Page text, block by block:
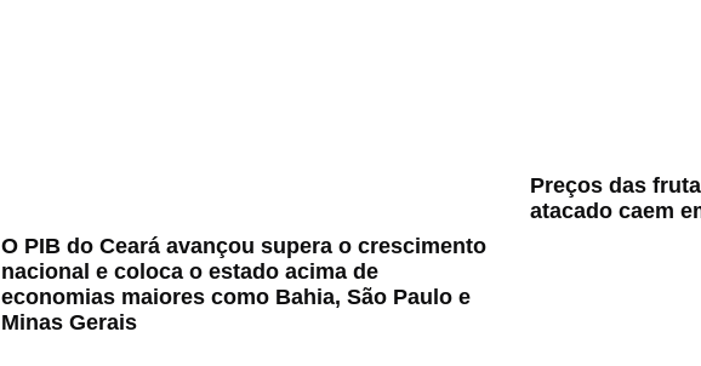
O PIB do Ceará avançou supera o crescimento
nacional e coloca o estado acima de
economias maiores como Bahia, São Paulo e
Minas Gerais
Preços das
atacado caem